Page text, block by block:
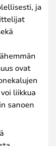
ja
ovat
liikkua
sanoen